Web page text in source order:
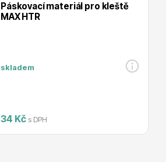
Páskovací materiál pro kleště
MAX HTR
skladem
34 Kč s DPH